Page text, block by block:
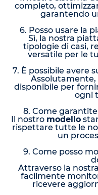
completo,
garantendo
6. Posso usare la
Sì, la nostra
tipologie di casi,
versatile per le
7. È possibile avere
disponibile per
ogni
8. Come
Il nostro modello
rispettare tutte le
un
9. Come posso
Attraverso la
facilmente
ricevere